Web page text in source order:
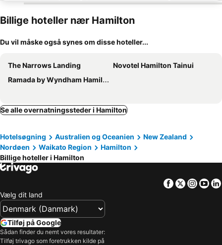
Billige hoteller nær Hamilton
Du vil måske også synes om disse hoteller...
The Narrows Landing
Novotel Hamilton Tainui
Ramada by Wyndham Hamilton City Center
Se alle overnatningssteder i Hamilton
Hotelsøgning Australien og Oceanien
New Zealand
Nordøen
Waikato Region
Hamilton
Billige hoteller i Hamilton
Facebook
Twitter
Vælg dit land
Tilføj på Google
Sådan finder du nemt vores resultater:
Tilføj trivago som foretrukken kilde på